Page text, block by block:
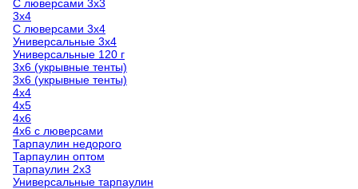
С люверсами 3х3
3х4
С люверсами 3х4
Универсальные 3х4
Универсальные 120 г
3х6 (укрывные тенты)
3х6 (укрывные тенты)
4х4
4х5
4х6
4х6 с люверсами
Тарпаулин недорого
Тарпаулин оптом
Тарпаулин 2х3
Универсальные тарпаулин